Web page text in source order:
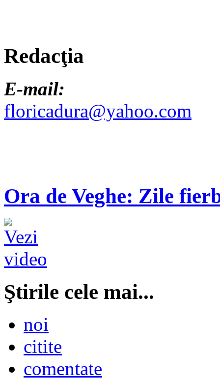
Redacţia
E-mail:
floricadura@yahoo.com
Ora de Veghe: Zile
Ştirile cele mai...
noi
citite
comentate